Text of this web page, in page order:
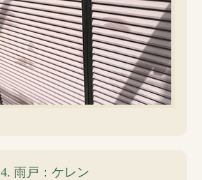
4. 雨戸：ケレン